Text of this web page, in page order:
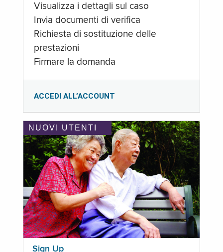
Visualizza i dettagli sul caso
Invia documenti di verifica
Richiesta di sostituzione delle
prestazioni
Firmare la domanda
ACCEDI ALL’ACCOUNT
NUOVI UTENTI
Sign Up